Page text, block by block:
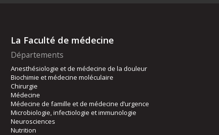
La Faculté de médecine
Départements
Anesthésiologie et de médecine de la douleur
Biochimie et médecine moléculaire
Chirurgie
Médecine
Médecine de famille et de médecine d’urgence
Microbiologie, infectiologie et immunologie
Neurosciences
Nutrition